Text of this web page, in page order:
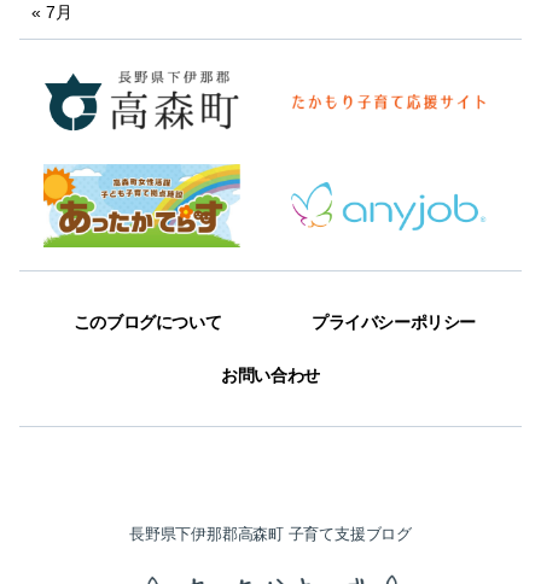
« 7月
このブログについて プライバシーポリシー
お問い合わせ
長野県下伊那郡高森町 子育て支援ブログ